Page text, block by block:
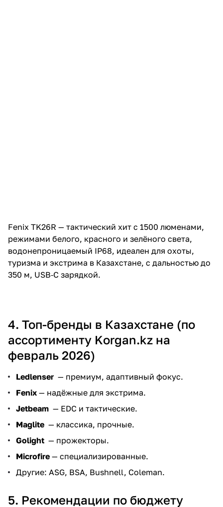
Fenix TK26R — тактический хит с 1500 люменами,
режимами белого, красного и зелёного света,
водонепроницаемый IP68, идеален для охоты,
туризма и экстрима в Казахстане, с дальностью до
350 м, USB‑C зарядкой.
4. Топ-бренды в Казахстане (по
ассортименту Korgan.kz на
февраль 2026)
Ledlenser — премиум, адаптивный фокус.
Fenix — надёжные для экстрима.
Jetbeam — EDC и тактические.
Maglite — классика, прочные.
Golight — прожекторы.
Microfire — специализированные.
Другие: ASG, BSA, Bushnell, Coleman.
5. Рекомендации по бюджету